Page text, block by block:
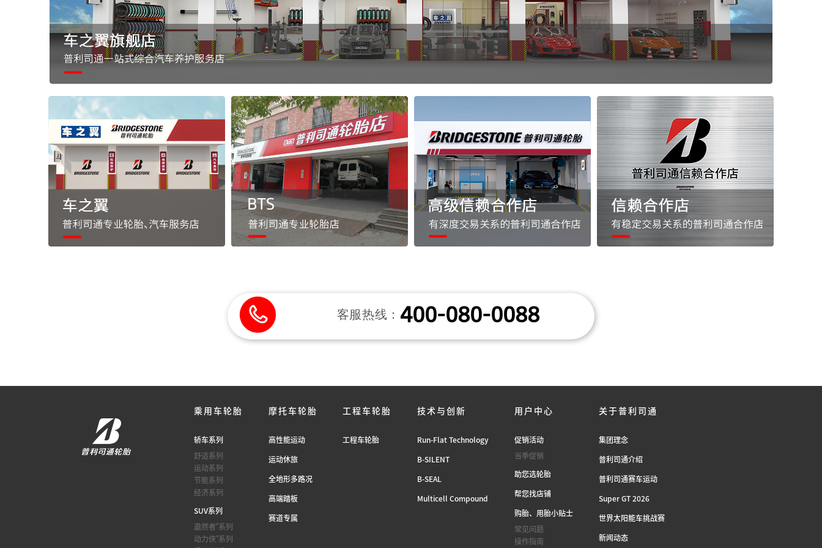
客服热线： 400-080-0088
乘用车轮胎
轿车系列
舒适系列
运动系列
节能系列
经济系列
SUV系列
遨然者®系列
动力侠®系列
摩托车轮胎
高性能运动
运动休旅
全地形多路况
高端踏板
赛道专属
工程车轮胎
工程车轮胎
技术与创新
Run-Flat Technology
B-SILENT
B-SEAL
Multicell Compound
用户中心
促销活动
当季促销
助您选轮胎
帮您找店铺
购胎、用胎小贴士
常见问题
操作指南
关于普利司通
集团理念
普利司通介绍
普利司通赛车运动
Super GT 2026
世界太阳能车挑战赛
新闻动态